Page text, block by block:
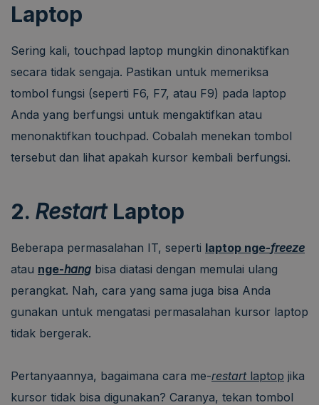
Laptop
Sering kali, touchpad laptop mungkin dinonaktifkan
secara tidak sengaja. Pastikan untuk memeriksa
tombol fungsi (seperti F6, F7, atau F9) pada laptop
Anda yang berfungsi untuk mengaktifkan atau
menonaktifkan touchpad. Cobalah menekan tombol
tersebut dan lihat apakah kursor kembali berfungsi.
2. Restart Laptop
Beberapa permasalahan IT, seperti laptop nge-freeze
atau nge-hang bisa diatasi dengan memulai ulang
perangkat. Nah, cara yang sama juga bisa Anda
gunakan untuk mengatasi permasalahan kursor laptop
tidak bergerak.
Pertanyaannya, bagaimana cara me-restartlaptop jika
kursor tidak bisa digunakan? Caranya, tekan tombol